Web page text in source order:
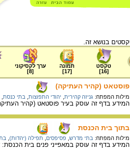
טקסט
[
16
]
תמונה
[
17
]
ערך לקסיקוני
[
8
]
פוסטאט (קהיר העתיקה)
מילות המפתח: גניזה קהירית יהודי התפוצות בתי כנסת
המידע בדף זה עוסק בעיר פוסטאט (קהיר
בתוך בית הכנסת
מילות המפתח: בתי מדרש פסיפסים תפילה (יהדות)
המידע בדף זה עוסק במאפייני פנים בית